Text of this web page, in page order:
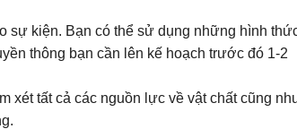
sự kiện. Bạn có thể sử dụng những hình
thông bạn cần lên kế hoạch trước đó 1-2
xét tất cả các nguồn lực về vật chất cũng